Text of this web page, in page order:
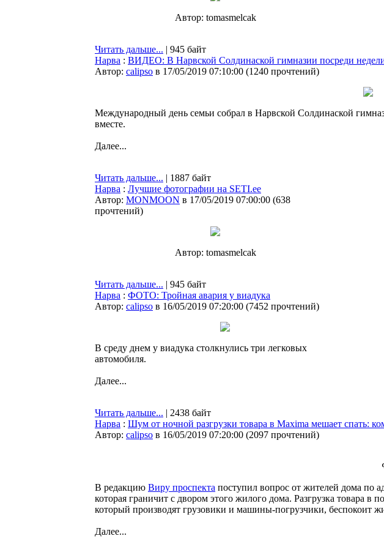
Автор: tomasmelcak
Читать дальше... | 945 байт
Нарва : ВИДЕО: В Нарвской Солдинаской гимназии посреди
Автор: calipso в 17/05/2019 07:10:00 (1240 прочтений)
Международный день семьи собрал в Нарвской Солдинаской
вместе.
Далее...
Читать дальше... | 1887 байт
Нарва : Лучшие фотографии на SETI.ee
Автор: MONMOON в 17/05/2019 07:00:00 (638
прочтений)
Автор: tomasmelcak
Читать дальше... | 945 байт
Нарва : ФОТО: Тройная авария у виадука
Автор: calipso в 16/05/2019 07:20:00 (7452 прочтений)
В среду днем у виадука столкнулись три легковых
автомобиля.
Далее...
Читать дальше... | 2438 байт
Нарва : Шум от ночной разгрузки товара в Maxima мешает спать:
Автор: calipso в 16/05/2019 07:20:00 (2097 прочтений)
В редакцию Виру проспекта поступил вопрос от жителей дома по
которая граничит с двором этого жилого дома. Разгрузка товара
который производят грузовики и машины-погрузчики, беспокоит
Далее...